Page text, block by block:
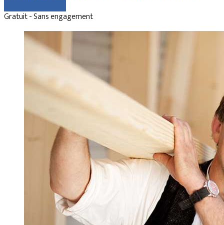
Gratuit - Sans engagement